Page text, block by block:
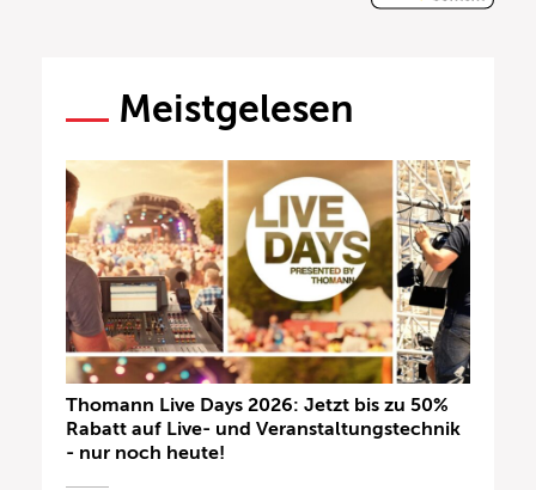
Meistgelesen
Thomann Live Days 2026: Jetzt bis zu 50%
Rabatt auf Live- und Veranstaltungstechnik
- nur noch heute!